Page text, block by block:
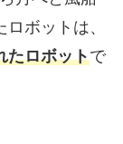
ボットは、
たロボットで